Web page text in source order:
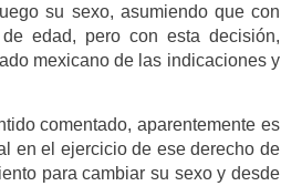
su sexo, asumiendo que con
edad, pero con esta decisión,
mexicano de las indicaciones y
comentado, aparentemente es
en el ejercicio de ese derecho de
para cambiar su sexo y desde